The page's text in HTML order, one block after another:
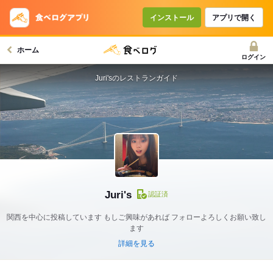
インストール アプリで開く
ホーム
ログイン
Juri's 認証済
関西を中心に投稿しています もしご興味があれば フォローよろしくお願い致し
ます
詳細を見る
Juri'sのレストランガイド